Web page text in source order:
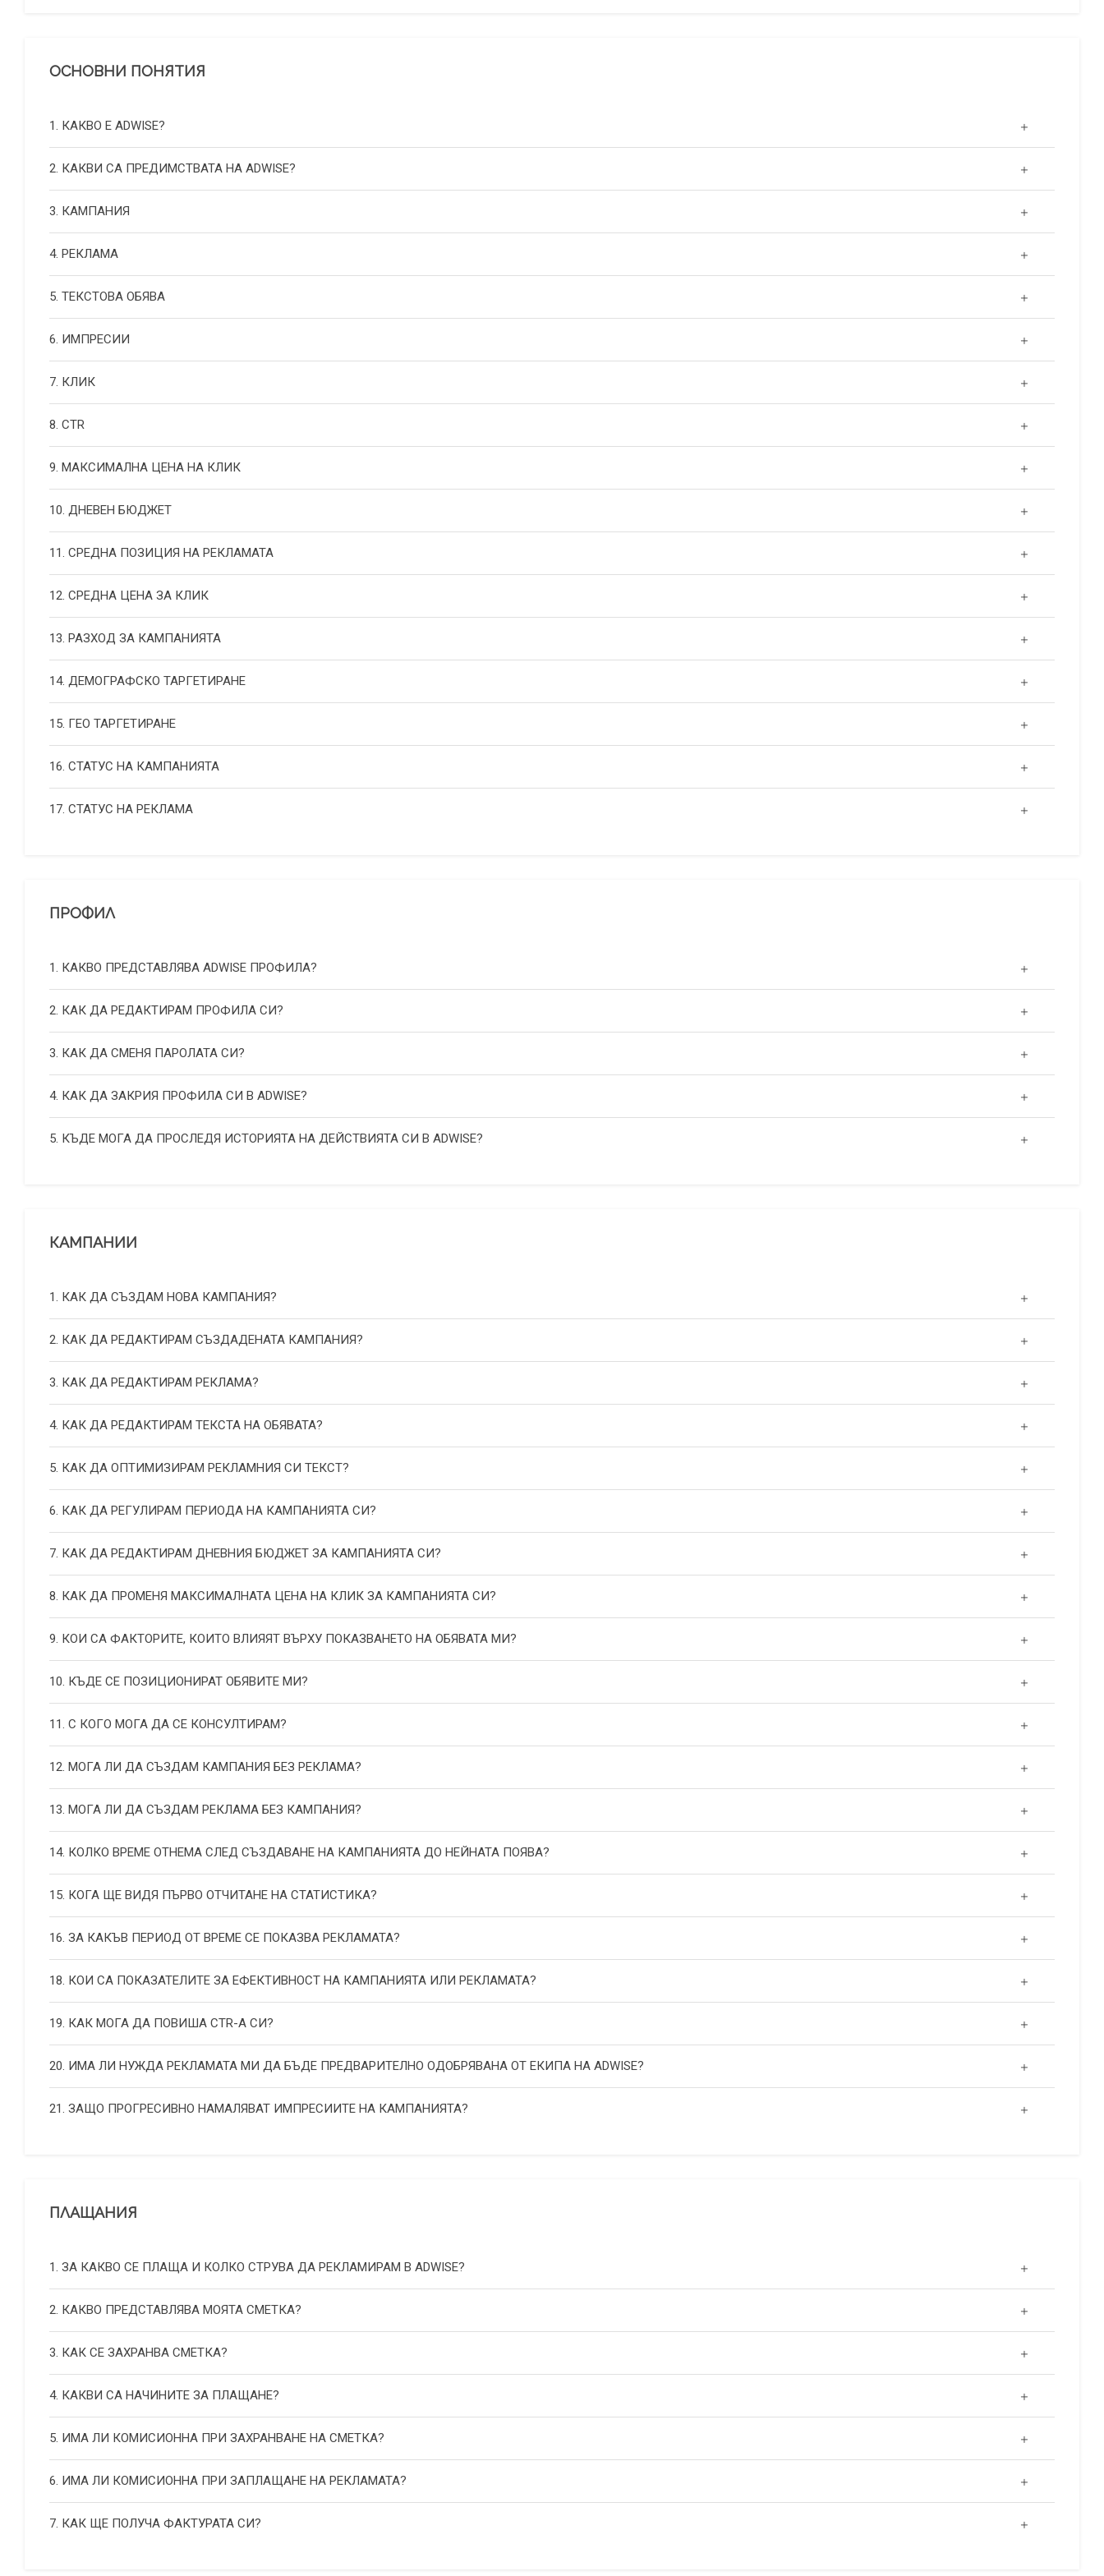
ОСНОВНИ ПОНЯТИЯ
1. КАКВО Е ADWISE?
2. КАКВИ СА ПРЕДИМСТВАТА НА ADWISE?
3. КАМПАНИЯ
4. РЕКЛАМА
5. ТЕКСТОВА ОБЯВА
6. ИМПРЕСИИ
7. КЛИК
8. CTR
9. МАКСИМАЛНА ЦЕНА НА КЛИК
10. ДНЕВЕН БЮДЖЕТ
11. СРЕДНА ПОЗИЦИЯ НА РЕКЛАМАТА
12. СРЕДНА ЦЕНА ЗА КЛИК
13. РАЗХОД ЗА КАМПАНИЯТА
14. ДЕМОГРАФСКО ТАРГЕТИРАНЕ
15. ГЕО ТАРГЕТИРАНЕ
16. СТАТУС НА КАМПАНИЯТА
17. СТАТУС НА РЕКЛАМА
ПРОФИЛ
1. КАКВО ПРЕДСТАВЛЯВА ADWISE ПРОФИЛА?
2. КАК ДА РЕДАКТИРАМ ПРОФИЛА СИ?
3. КАК ДА СМЕНЯ ПАРОЛАТА СИ?
4. КАК ДА ЗАКРИЯ ПРОФИЛА СИ В ADWISE?
5. КЪДЕ МОГА ДА ПРОСЛЕДЯ ИСТОРИЯТА НА ДЕЙСТВИЯТА СИ В ADWISE?
КАМПАНИИ
1. КАК ДА СЪЗДАМ НОВА КАМПАНИЯ?
2. КАК ДА РЕДАКТИРАМ СЪЗДАДЕНАТА КАМПАНИЯ?
3. КАК ДА РЕДАКТИРАМ РЕКЛАМА?
4. КАК ДА РЕДАКТИРАМ ТЕКСТА НА ОБЯВАТА?
5. КАК ДА ОПТИМИЗИРАМ РЕКЛАМНИЯ СИ ТЕКСТ?
6. КАК ДА РЕГУЛИРАМ ПЕРИОДА НА КАМПАНИЯТА СИ?
7. КАК ДА РЕДАКТИРАМ ДНЕВНИЯ БЮДЖЕТ ЗА КАМПАНИЯТА СИ?
8. КАК ДА ПРОМЕНЯ МАКСИМАЛНАТА ЦЕНА НА КЛИК ЗА КАМПАНИЯТА СИ?
9. КОИ СА ФАКТОРИТЕ, КОИТО ВЛИЯЯТ ВЪРХУ ПОКАЗВАНЕТО НА ОБЯВАТА МИ?
10. КЪДЕ СЕ ПОЗИЦИОНИРАТ ОБЯВИТЕ МИ?
11. С КОГО МОГА ДА СЕ КОНСУЛТИРАМ?
12. МОГА ЛИ ДА СЪЗДАМ КАМПАНИЯ БЕЗ РЕКЛАМА?
13. МОГА ЛИ ДА СЪЗДАМ РЕКЛАМА БЕЗ КАМПАНИЯ?
14. КОЛКО ВРЕМЕ ОТНЕМА СЛЕД СЪЗДАВАНЕ НА КАМПАНИЯТА ДО НЕЙНАТА ПОЯВА?
15. КОГА ЩЕ ВИДЯ ПЪРВО ОТЧИТАНЕ НА СТАТИСТИКА?
16. ЗА КАКЪВ ПЕРИОД ОТ ВРЕМЕ СЕ ПОКАЗВА РЕКЛАМАТА?
18. КОИ СА ПОКАЗАТЕЛИТЕ ЗА ЕФЕКТИВНОСТ НА КАМПАНИЯТА ИЛИ РЕКЛАМАТА?
19. КАК МОГА ДА ПОВИША СТR-А СИ?
20. ИМА ЛИ НУЖДА РЕКЛАМАТА МИ ДА БЪДЕ ПРЕДВАРИТЕЛНО ОДОБРЯВАНА ОТ ЕКИПА НА ADWISE?
21. ЗАЩО ПРОГРЕСИВНО НАМАЛЯВАТ ИМПРЕСИИТЕ НА КАМПАНИЯТА?
ПЛАЩАНИЯ
1. ЗА КАКВО СЕ ПЛАЩА И КОЛКО СТРУВА ДА РЕКЛАМИРАМ В ADWISE?
2. КАКВО ПРЕДСТАВЛЯВА МОЯТА СМЕТКА?
3. КАК СЕ ЗАХРАНВА СМЕТКА?
4. КАКВИ СА НАЧИНИТЕ ЗА ПЛАЩАНЕ?
5. ИМА ЛИ КОМИСИОННА ПРИ ЗАХРАНВАНЕ НА СМЕТКА?
6. ИМА ЛИ КОМИСИОННА ПРИ ЗАПЛАЩАНЕ НА РЕКЛАМАТА?
7. КАК ЩЕ ПОЛУЧА ФАКТУРАТА СИ?